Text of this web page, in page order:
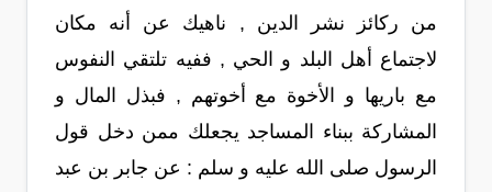
من ركائز نشر الدين , ناهيك عن أنه مكان
لاجتماع أهل البلد و الحي , ففيه تلتقي النفوس
مع باريها و الأخوة مع أخوتهم , فبذل المال و
المشاركة ببناء المساجد يجعلك ممن دخل قول
الرسول صلى الله عليه و سلم : عن جابر بن عبد